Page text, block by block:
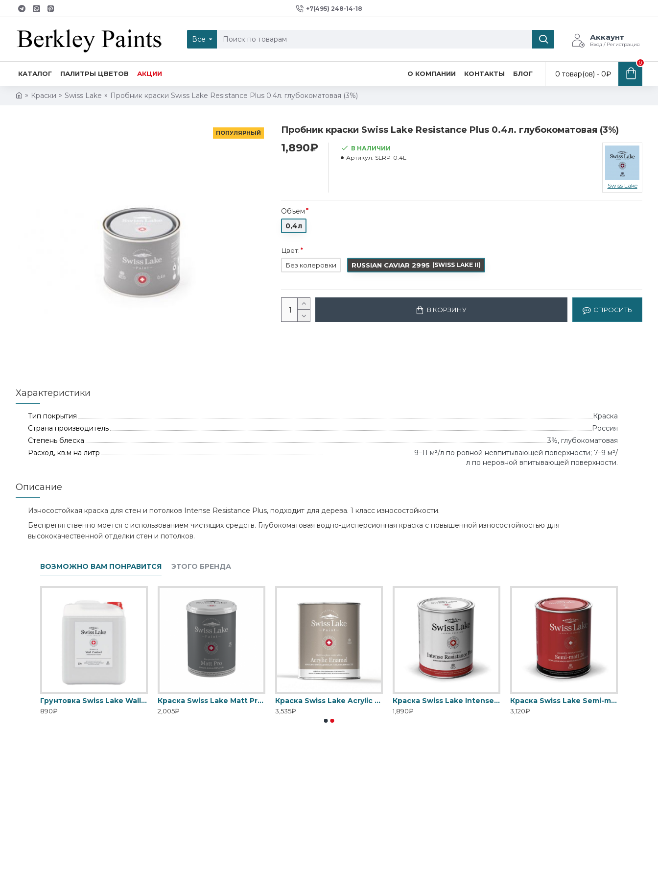
+7(495) 248-14-18
Все Аккаунт
Вход / Регистрация
КАТАЛОГ ПАЛИТРЫ ЦВЕТОВ АКЦИИ О КОМПАНИИ КОНТАКТЫ БЛОГ 0 товар(ов) - 0₽
0
Краски Swiss Lake Пробник краски Swiss Lake Resistance Plus 0.4л. глубокоматовая (3%)
ПОПУЛЯРНЫЙ Пробник краски Swiss Lake Resistance Plus 0.4л. глубокоматовая (3%)
1,890₽
В НАЛИЧИИ
Артикул: SLRP-0.4L
Swiss Lake
Объем
0,4л
Цвет:
Без колеровки
RUSSIAN CAVIAR 2995 (SWISS LAKE II)
В КОРЗИНУ СПРОСИТЬ
Характеристики
Тип покрытия
Краска
Страна производитель
Россия
Степень блеска
3%, глубокоматовая
Расход, кв.м на литр
9–11 м²/л по ровной невпитывающей поверхности; 7–9 м²/
л по неровной впитывающей поверхности.
Описание
Износостойкая краска для стен и потолков Intense Resistance Plus, подходит для дерева. 1 класс износостойкости.
Беспрепятственно моется с использованием чистящих средств. Глубокоматовая водно-дисперсионная краска с повышенной износостойкостью для
высококачественной отделки стен и потолков.
ВОЗМОЖНО ВАМ ПОНРАВИТСЯ ЭТОГО БРЕНДА
Грунтовка Swiss Lake Wall Control универсальная для стен
890₽
Краска Swiss Lake Matt Pro - Матовая водно-дисперсионная
2,005₽
Краска Swiss Lake Acrylic Enamel - Эмаль на водной основе для дерева
3,535₽
Краска Swiss Lake Intense Resistance Plus антивандальная для стен и потолка
1,890₽
Краска Swiss Lake Semi-matt 20 для ванной и кухни
3,120₽